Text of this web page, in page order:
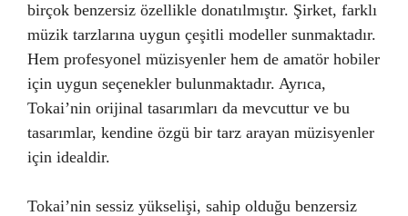
birçok benzersiz özellikle donatılmıştır. Şirket, farklı
müzik tarzlarına uygun çeşitli modeller sunmaktadır.
Hem profesyonel müzisyenler hem de amatör hobiler
için uygun seçenekler bulunmaktadır. Ayrıca,
Tokai’nin orijinal tasarımları da mevcuttur ve bu
tasarımlar, kendine özgü bir tarz arayan müzisyenler
için idealdir.
Tokai’nin sessiz yükselişi, sahip olduğu benzersiz